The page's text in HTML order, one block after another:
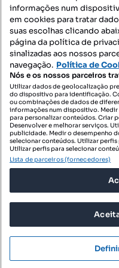
Mapa do Site
Contacte-nos
© 2026
informações num
em cookies para tratar
suas escolhas clicando
página da política de
sinalizadas aos nossos
navegação. Política de
Nós e os nossos parceiros
Utilizar dados de geolocalização
do dispositivo para identificação.
ou combinações de dados de
informações num dispositivo.
para personalizar conteúdos. Criar
Desenvolver e melhorar serviços.
publicidade. Medir o desempenho
selecionar conteúdos. Utilizar
Utilizar perfis para selecionar
Lista de parceiros (fornecedores)